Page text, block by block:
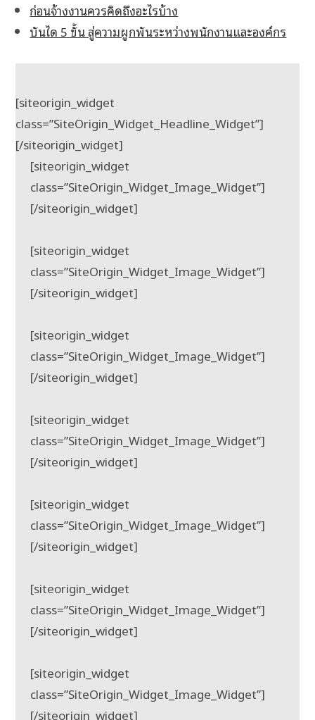
ก่อนจ้างงานควรคิดถึงอะไรบ้าง
บันได 5 ขั้น สู่ความผูกพันระหว่างพนักงานและองค์กร
[siteorigin_widget
class=”SiteOrigin_Widget_Headline_Widget”]
[/siteorigin_widget]
[siteorigin_widget
class=”SiteOrigin_Widget_Image_Widget”]
[/siteorigin_widget]
[siteorigin_widget
class=”SiteOrigin_Widget_Image_Widget”]
[/siteorigin_widget]
[siteorigin_widget
class=”SiteOrigin_Widget_Image_Widget”]
[/siteorigin_widget]
[siteorigin_widget
class=”SiteOrigin_Widget_Image_Widget”]
[/siteorigin_widget]
[siteorigin_widget
class=”SiteOrigin_Widget_Image_Widget”]
[/siteorigin_widget]
[siteorigin_widget
class=”SiteOrigin_Widget_Image_Widget”]
[/siteorigin_widget]
[siteorigin_widget
class=”SiteOrigin_Widget_Image_Widget”]
[/siteorigin_widget]